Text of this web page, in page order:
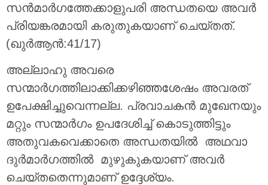
സന്‍മാര്‍ഗത്തേക്കാളുപരി അന്ധതയെ അവര്‍
പ്രിയങ്കരമായി കരുതുകയാണ് ചെയ്തത്‌.
(ഖുർആൻ:41/17)
അല്ലാഹു അവരെ
സന്മാര്‍ഗത്തിലാക്കിക്കഴിഞ്ഞശേഷം അവരത്
ഉപേക്ഷിച്ചുവെന്നല്ല. പ്രവാചകന്‍ മുഖേനയും
മറ്റും സന്മാര്‍ഗം ഉപദേശിച്ച് കൊടുത്തിട്ടും
അതുവകവെക്കാതെ അന്ധതയില്‍ അഥവാ
ദുര്‍മാര്‍ഗത്തില്‍ മുഴുകുകയാണ് അവര്‍
ചെയ്തതെന്നുമാണ് ഉദ്ദേശ്യം.